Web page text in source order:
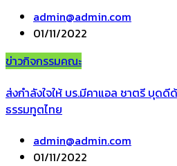
admin@admin.com
01/11/2022
ข่าวกิจกรรมคณะ
ส่งกำลังใจให้ บร.มีคาแอล ชาตรี บุด
ธรรมทูตไทย
admin@admin.com
01/11/2022